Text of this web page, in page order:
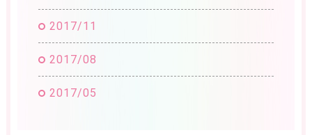
2017/11
2017/08
2017/05